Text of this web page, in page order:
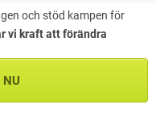
och stöd kampen för
vi kraft att förändra
NU